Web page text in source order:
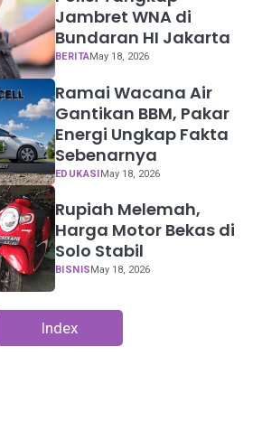
Jambret WNA di
Bundaran HI Jakarta
BERITAMay 18, 2026
Ramai Wacana Air
Gantikan BBM, Pakar
Energi Ungkap Fakta
Sebenarnya
EDUKASIMay 18, 2026
Rupiah Melemah,
Harga Motor Bekas di
Solo Stabil
BISNIS May 18, 2026
Index